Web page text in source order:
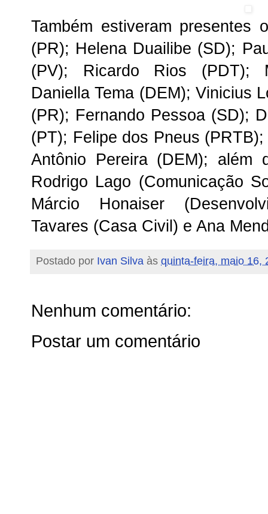
Também estiveram presentes
(PR); Helena Duailibe (SD);
(PV); Ricardo Rios (PDT);
Daniella Tema (DEM); Vinicius
(PR); Fernando Pessoa (SD);
(PT); Felipe dos Pneus
Antônio Pereira (DEM); além
Rodrigo Lago (Comunicação
Márcio Honaiser
Tavares (Casa Civil) e Ana
Postado por Ivan Silva às quinta-feira, maio 16,
Nenhum comentário:
Postar um comentário